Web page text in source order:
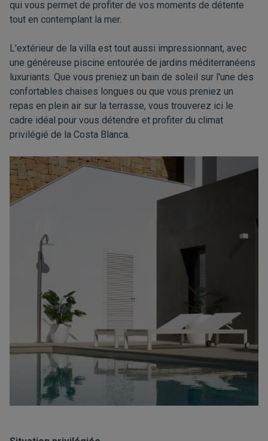
qui vous permet de profiter de vos moments de détente
tout en contemplant la mer.
L'extérieur de la villa est tout aussi impressionnant, avec
une généreuse piscine entourée de jardins méditerranéens
luxuriants. Que vous preniez un bain de soleil sur l'une des
confortables chaises longues ou que vous preniez un
repas en plein air sur la terrasse, vous trouverez ici le
cadre idéal pour vous détendre et profiter du climat
privilégié de la Costa Blanca.